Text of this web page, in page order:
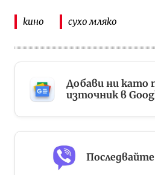
кино сухо мляко
Добави ни като
източник в